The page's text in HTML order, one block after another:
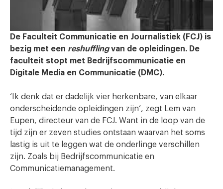
De Faculteit Communicatie en Journalistiek (FCJ) is
bezig met een reshufflingvan de opleidingen. De
faculteit stopt met Bedrijfscommunicatie en
Digitale Media en Communicatie (DMC).
‘Ik denk dat er dadelijk vier herkenbare, van elkaar
onderscheidende opleidingen zijn’, zegt Lem van
Eupen, directeur van de FCJ. Want in de loop van de
tijd zijn er zeven studies ontstaan waarvan het soms
lastig is uit te leggen wat de onderlinge verschillen
zijn. Zoals bij Bedrijfscommunicatie en
Communicatiemanagement.